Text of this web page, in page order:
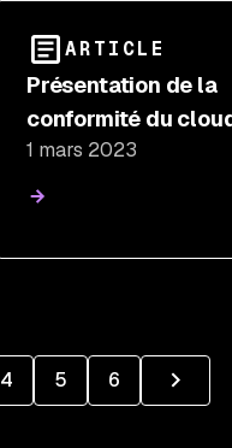
ARTICLE
Présentation de la
conformité du
1 mars 2023
4 5 6